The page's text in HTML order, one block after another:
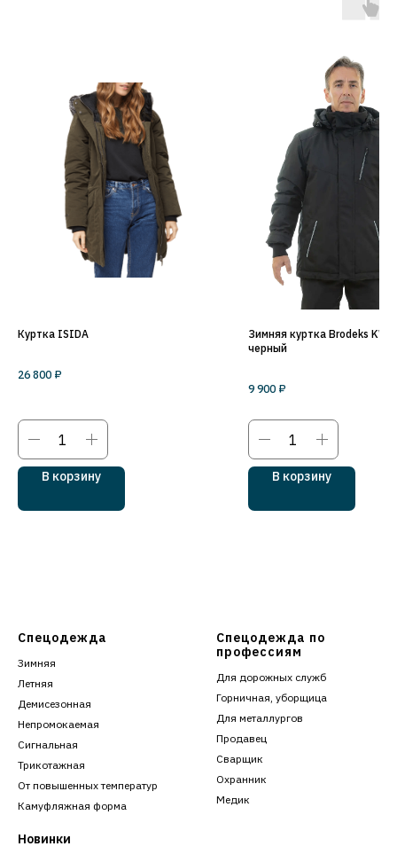
Куртка ISIDA
26 800 ₽
В корзину
Зимняя куртка Brodeks
черный
9 900 ₽
В корзину
Спецодежда
Зимняя
Летняя
Демисезонная
Непромокаемая
Сигнальная
Трикотажная
От повышенных температур
Камуфляжная форма
Новинки
Спецодежда по
профессиям
Для дорожных служб
Горничная, уборщица
Для металлургов
Продавец
Сварщик
Охранник
Медик